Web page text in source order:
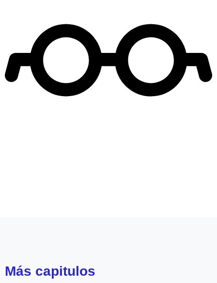
Más capitulos